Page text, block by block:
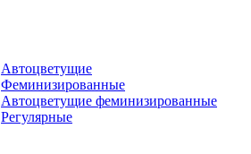
Автоцветущие
Феминизированные
Автоцветущие феминизированные
Регулярные